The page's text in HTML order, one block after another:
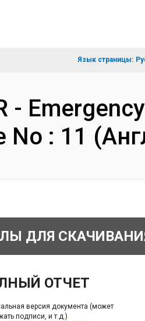
Язык страницы:
-
No : 11
ДЛЯ
ОТЧЕТ
версия документа (может
подписи, и т.д.)